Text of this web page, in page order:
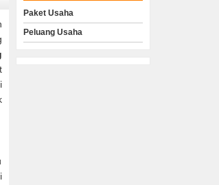
Paket Usaha
Peluang Usaha